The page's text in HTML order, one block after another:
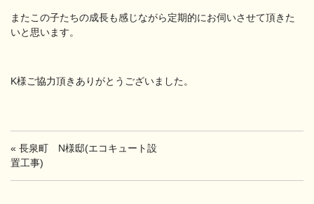
またこの子たちの成長も感じながら定期的にお伺いさせて頂きた
いと思います。
K様ご協力頂きありがとうございました。
« 長泉町 N様邸(エコキュート設
置工事)